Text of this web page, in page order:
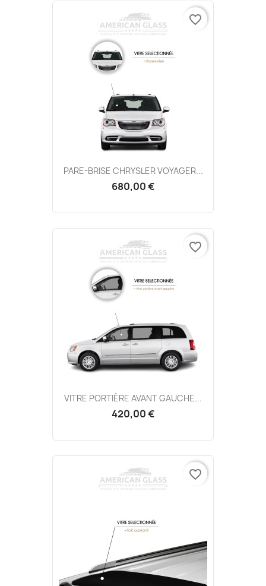
PARE-BRISE CHRYSLER VOYAGER...
680,00 €
favorite_border
VITRE PORTIÈRE AVANT GAUCHE...
420,00 €
favorite_border
favorite_border